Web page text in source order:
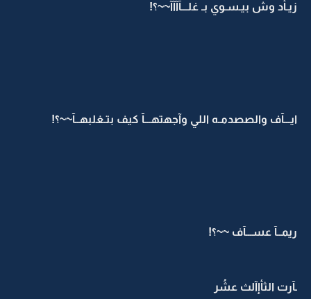
زيـأد وش بيـسـوي بـ غلـــآآآآ~~؟!
ايـــآف والصصدمـه اللي وآجهتهـــآ كيف بتـغلبهــآ~~؟!
ريمــآ عســـآف ~~؟!
ـآرت الثأإآلث عشُر